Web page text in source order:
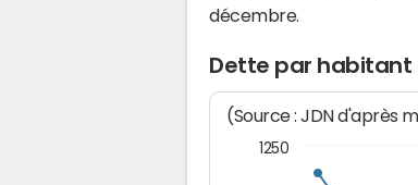
décembre.
Dette par habitant
(Source : JDN d'après
1250